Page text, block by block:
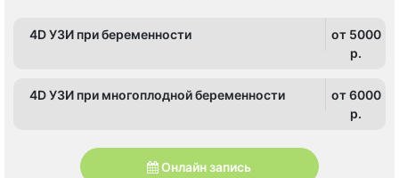
4D УЗИ при беременности
от 5000
p.
4D УЗИ при многоплодной беременности
от 6000
p.
Онлайн запись